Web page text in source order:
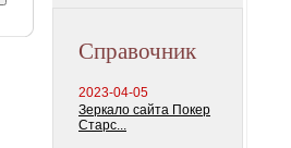
Справочник
2023-04-05
Зеркало сайта Покер
Старс...